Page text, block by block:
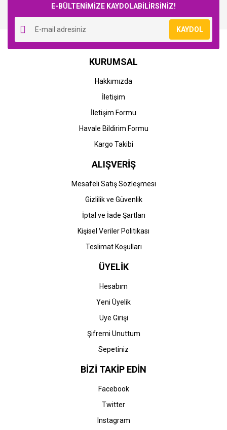
E-BÜLTENİMİZE KAYDOLABİLİRSİNİZ!
KAYDOL
KURUMSAL
Hakkımızda
İletişim
İletişim Formu
Havale Bildirim Formu
Kargo Takibi
ALIŞVERİŞ
Mesafeli Satış Sözleşmesi
Gizlilik ve Güvenlik
İptal ve İade Şartları
Kişisel Veriler Politikası
Teslimat Koşulları
ÜYELİK
Hesabım
Yeni Üyelik
Üye Girişi
Şifremi Unuttum
Sepetiniz
BİZİ TAKİP EDİN
Facebook
Twitter
Instagram